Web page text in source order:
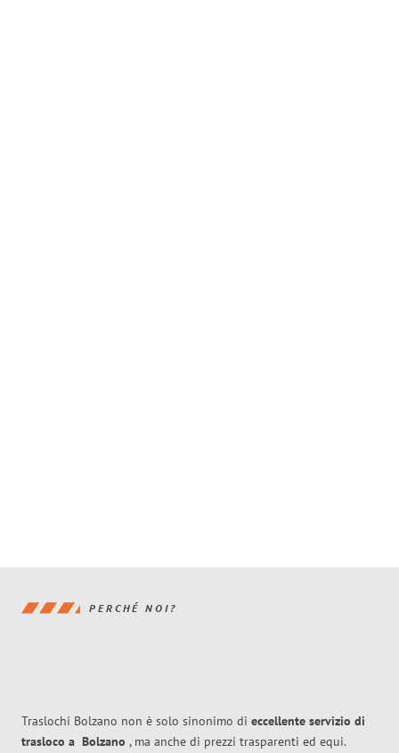
PERCHÉ NOI?
Traslochi Bolzano non è solo sinonimo di eccellente servizio di
trasloco a Bolzano , ma anche di prezzi trasparenti ed equi.